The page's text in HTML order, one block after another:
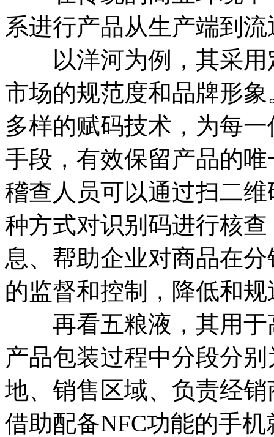
系进行产品从生产端到
以洋河为例，其采用
市场的规范度和品牌形
多样的赋码技术，为每
手段，有效保留产品的
稽查人员可以通过扫二
种方式对识别码进行核
息、帮助企业对商品在
的监督和控制，降低和
再看五粮液，其用于
产品包装过程中分段分
地、销售区域、负责经
借助配备NFC功能的手